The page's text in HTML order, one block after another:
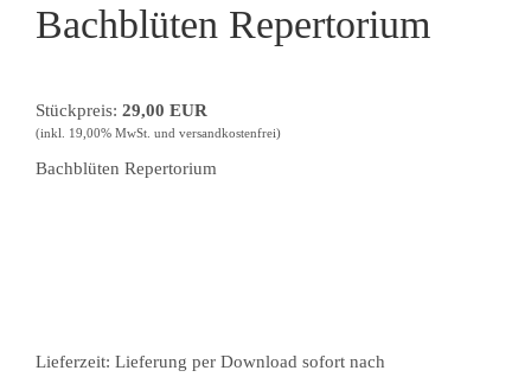
Bachblüten Repertorium
Stückpreis: 29,00 EUR
(inkl. 19,00% MwSt. und versandkostenfrei)
Bachblüten Repertorium
Lieferzeit: Lieferung per Download sofort nach